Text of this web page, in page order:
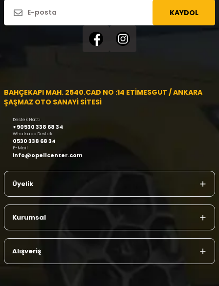
KAYDOL
BAHÇEKAPI MAH. 2540.CAD NO :14 ETİMESGUT / ANKARA
ŞAŞMAZ OTO SANAYİ SİTESİ
Destek Hattı
+90530 338 68 34
Whatsapp Destek
0530 338 68 34
E-Mail
info@opellcenter.com
Üyelik
Kurumsal
Alışveriş